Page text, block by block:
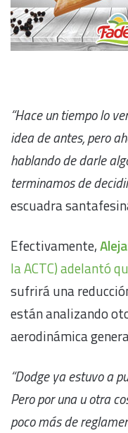
“Hace un tiempo lo
idea de antes, pero
hablando de darle
terminamos de
escuadra
Efectivamente,
la ACTC) adelantó
sufrirá una
están analizando
aerodinámica
“Dodge ya estuvo a
Pero por una u otra
poco más de